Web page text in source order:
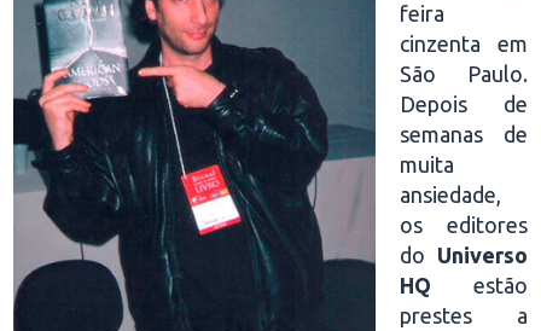
feira
cinzenta em
São Paulo.
Depois de
semanas de
muita
ansiedade,
os editores
do Universo
HQ estão
prestes a